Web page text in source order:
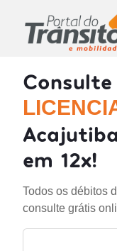
Consulte
em 12x!
Todos os débitos
consulte grátis